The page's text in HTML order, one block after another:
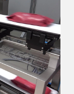
YouTube
video
your activity.
the service